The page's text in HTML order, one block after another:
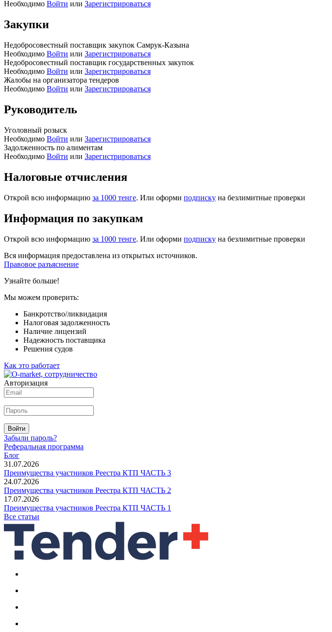
Необходимо Войти или Зарегистрироваться
Закупки
Недобросовестный поставщик закупок Самрук-Казына
Необходимо Войти или Зарегистрироваться
Недобросовестный поставщик государственных закупок
Необходимо Войти или Зарегистрироваться
Жалобы на организатора тендеров
Необходимо Войти или Зарегистрироваться
Руководитель
Уголовный розыск
Необходимо Войти или Зарегистрироваться
Задолженность по алиментам
Необходимо Войти или Зарегистрироваться
Налоговые отчисления
Открой всю информацию за 1000 тенге. Или оформи подписку на безлимитные проверки
Информация по закупкам
Открой всю информацию за 1000 тенге. Или оформи подписку на безлимитные проверки
Вся информация предоставлена из открытых источников.
Правовое разъяснение
Узнайте больше!
Мы можем проверить:
Банкротство/ликвидация
Налоговая задолженность
Наличие лицензий
Надежность поставщика
Решения судов
Как это работает
Авторизация
Войти
Забыли пароль?
Реферальная программа
Блог
31.07.2026
Преимущества участников Реестра КТП ЧАСТЬ 3
24.07.2026
Преимущества участников Реестра КТП ЧАСТЬ 2
17.07.2026
Преимущества участников Реестра КТП ЧАСТЬ 1
Все статьи